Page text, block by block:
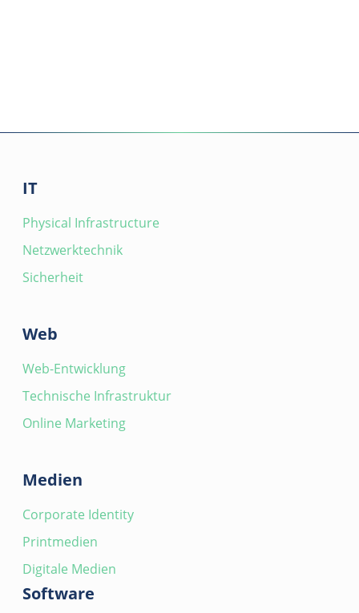
IT
Physical Infrastructure
Netzwerktechnik
Sicherheit
Web
Web-Entwicklung
Technische Infrastruktur
Online Marketing
Medien
Corporate Identity
Printmedien
Digitale Medien
Software